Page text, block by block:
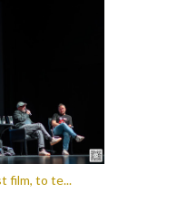
film, to te...